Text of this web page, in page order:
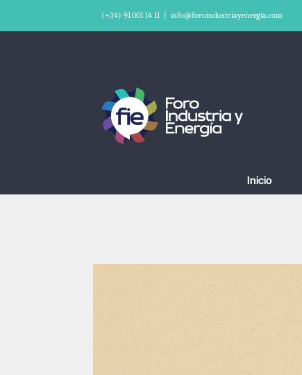
(+34) 91 001 14 11 info@foroindustriayenergia.com
Inicio